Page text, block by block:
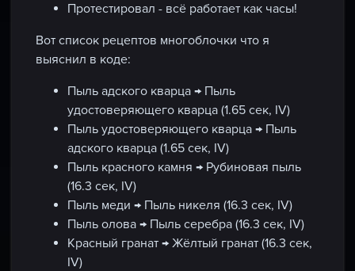
Протестировал - всё работает как часы!
Вот список рецептов многоблочки что я
выяснил в коде:
Пыль адского кварца → Пыль
удостоверяющего кварца (1.65 сек, IV)
Пыль удостоверяющего кварца → Пыль
адского кварца (1.65 сек, IV)
Пыль красного камня → Рубиновая пыль
(16.3 сек, IV)
Пыль меди → Пыль никеля (16.3 сек, IV)
Пыль олова → Пыль серебра (16.3 сек, IV)
Красный гранат → Жёлтый гранат (16.3 сек,
IV)